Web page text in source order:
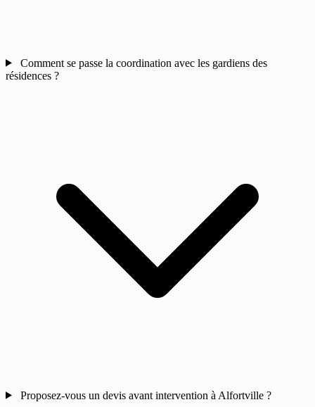
Comment se passe la coordination avec les gardiens des
résidences ?
Proposez-vous un devis avant intervention à Alfortville ?